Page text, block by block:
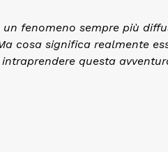
fenomeno sempre più
cosa significa realmente
questa